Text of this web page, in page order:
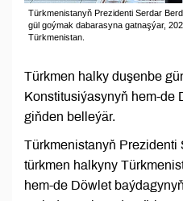
Türkmenistanyň Prezidenti Serdar
gül goýmak dabarasyna gatnaşýar,
Türkmenistan.
Türkmen halky duşenbe
Konstitusiýasynyň hem-de
giňden belleýär.
Türkmenistanyň Prezidenti
türkmen halkyny
hem-de Döwlet